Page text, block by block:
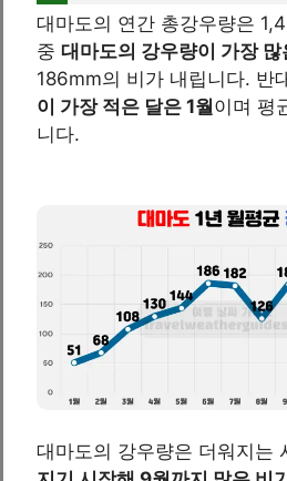
대마도의 연간 총강우량은
중 대마도의 강우량이 가장 많
186mm의 비가 내립니다. 반
이 가장 적은 달은 1월 이며 평
니다.
대마도의 강우량은 더워지는